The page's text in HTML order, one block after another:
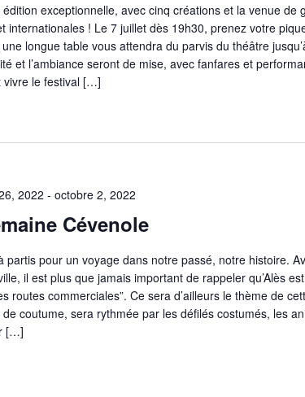
exceptionnelle, avec cinq créations et la venue de
internationales ! Le 7 juillet dès 19h30, prenez votre
longue table vous attendra du parvis du théâtre
et l’ambiance seront de mise, avec fanfares et
vivre le festival […]
2022 - octobre 2, 2022
Cévenole
partis pour un voyage dans notre passé, notre histoire.
il est plus que jamais important de rappeler qu’Alès
routes commerciales”. Ce sera d’ailleurs le thème de
coutume, sera rythmée par les défilés costumés, les
[…]